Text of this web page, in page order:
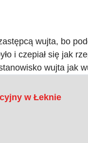
wujta, bo
i czepiał się jak
wujta jak
w Łeknie